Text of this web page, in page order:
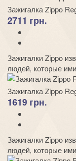
Зажигалка Zippo
2711 грн.
Зажигалки Zippo
людей, которые
Зажигалка Zippo
1619 грн.
Зажигалки Zippo
людей, которые